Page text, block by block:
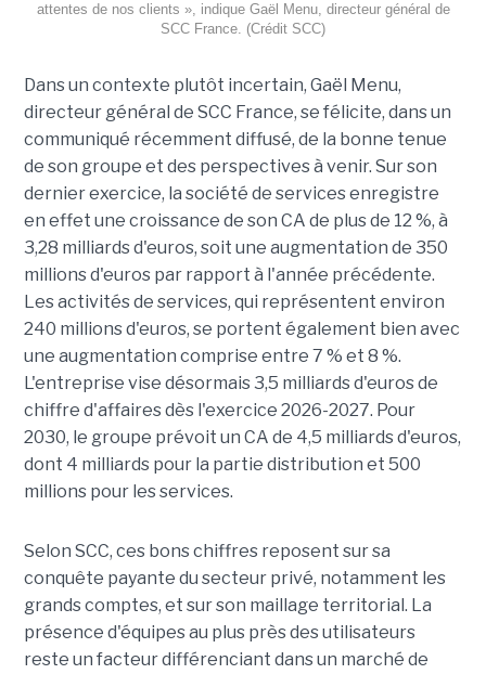
attentes de nos clients », indique Gaël Menu, directeur général de
SCC France. (Crédit SCC)
Dans un contexte plutôt incertain, Gaël Menu,
directeur général de SCC France, se félicite, dans un
communiqué récemment diffusé, de la bonne tenue
de son groupe et des perspectives à venir. Sur son
dernier exercice, la société de services enregistre
en effet une croissance de son CA de plus de 12 %, à
3,28 milliards d'euros, soit une augmentation de 350
millions d'euros par rapport à l'année précédente.
Les activités de services, qui représentent environ
240 millions d'euros, se portent également bien avec
une augmentation comprise entre 7 % et 8 %.
L'entreprise vise désormais 3,5 milliards d'euros de
chiffre d'affaires dès l'exercice 2026-2027. Pour
2030, le groupe prévoit un CA de 4,5 milliards d'euros,
dont 4 milliards pour la partie distribution et 500
millions pour les services.
Selon SCC, ces bons chiffres reposent sur sa
conquête payante du secteur privé, notamment les
grands comptes, et sur son maillage territorial. La
présence d'équipes au plus près des utilisateurs
reste un facteur différenciant dans un marché de